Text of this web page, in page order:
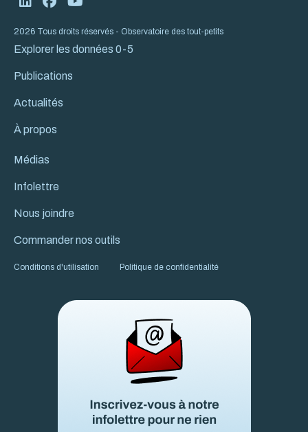
2026 Tous droits réservés - Observatoire des tout-petits
Explorer les données 0-5
Publications
Actualités
À propos
Médias
Infolettre
Nous joindre
Commander nos outils
Conditions d'utilisation Politique de confidentialité